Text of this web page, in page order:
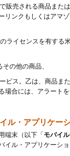
販売される商品ま
リンクもしくはアマ
ライセンスを有す
の他の商品、
ビス。乙は、商品ま
場合には、アラート
ル・アプリケー
端末（以下「モバイ
イル・アプリケーシ